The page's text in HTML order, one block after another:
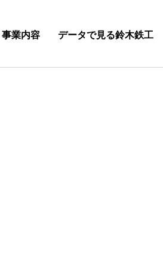
事業内容 データで見る鈴木鉄工